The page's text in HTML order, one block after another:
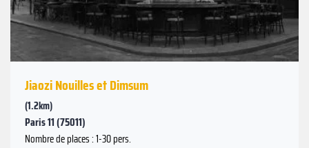
Jiaozi Nouilles et Dimsum
(1.2km)
Paris 11 (75011)
Nombre de places : 1-30 pers.